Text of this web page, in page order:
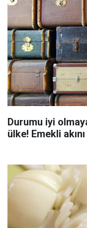
Durumu iyi
ülke! Emekli